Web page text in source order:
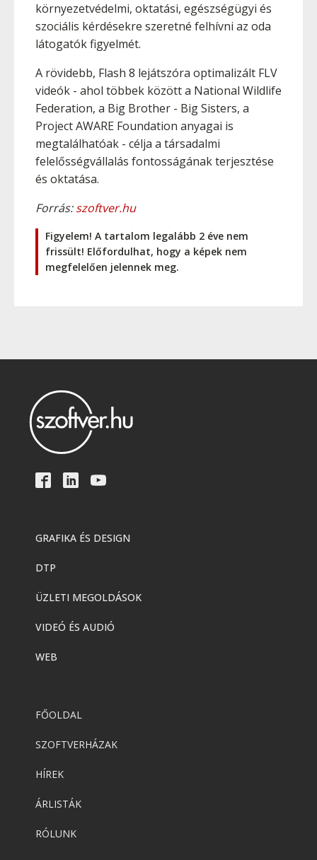
környezetvédelmi, oktatási, egészségügyi és
szociális kérdésekre szeretné felhívni az oda
látogatók figyelmét.
A rövidebb, Flash 8 lejátszóra optimalizált FLV
videók - ahol többek között a National Wildlife
Federation, a Big Brother - Big Sisters, a
Project AWARE Foundation anyagai is
megtalálhatóak - célja a társadalmi
felelősségvállalás fontosságának terjesztése
és oktatása.
Forrás:szoftver.hu
Figyelem! A tartalom legalább 2 éve nem
frissült! Előfordulhat, hogy a képek nem
megfelelően jelennek meg.
GRAFIKA ÉS DESIGN
DTP
ÜZLETI MEGOLDÁSOK
VIDEÓ ÉS AUDIÓ
WEB
FŐOLDAL
SZOFTVERHÁZAK
HÍREK
ÁRLISTÁK
RÓLUNK